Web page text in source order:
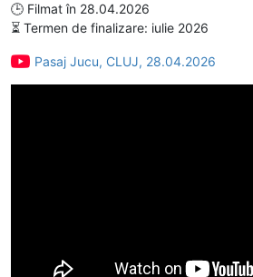
🕒 Filmat în 28.04.2026
⏳ Termen de finalizare: iulie 2026
Pasaj Jucu, CLUJ, 28.04.2026